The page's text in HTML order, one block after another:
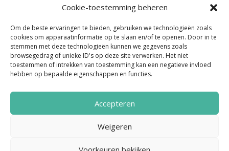
Cookie-toestemming beheren
Om de beste ervaringen te bieden, gebruiken we technologieën zoals
cookies om apparaatinformatie op te slaan en/of te openen. Door in te
stemmen met deze technologieën kunnen we gegevens zoals
browsegedrag of unieke ID's op deze site verwerken. Het niet
toestemmen of intrekken van toestemming kan een negatieve invloed
hebben op bepaalde eigenschappen en functies.
Accepteren
Weigeren
Nederland zijn er teams van verpleegkundigen en
gebied van...
« Vorige Pagina